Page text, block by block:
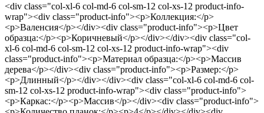
<div class="col-xl-6 col-md-6 col-sm-12 col-xs-12 product-info-
wrap"><div class="product-info"><p>Коллекция:</p>
<p>Валенсия</p></div><div class="product-info"><p>Цвет
образца:</p><p>Коричневый</p></div></div><div class="col-
xl-6 col-md-6 col-sm-12 col-xs-12 product-info-wrap"><div
class="product-info"><p>Материал образца:</p><p>Массив
дерева</p></div><div class="product-info"><p>Размер:</p>
<p>Длинный</p></div></div><div class="col-xl-6 col-md-6 col-
sm-12 col-xs-12 product-info-wrap"><div class="product-info">
<p>Каркас:</p><p>Массив</p></div><div class="product-info">